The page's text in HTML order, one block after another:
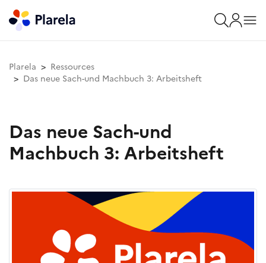
Plarela
Ressources
Das neue Sach-und Machbuch 3: Arbeitsheft
Das neue Sach-und
Machbuch 3: Arbeitsheft